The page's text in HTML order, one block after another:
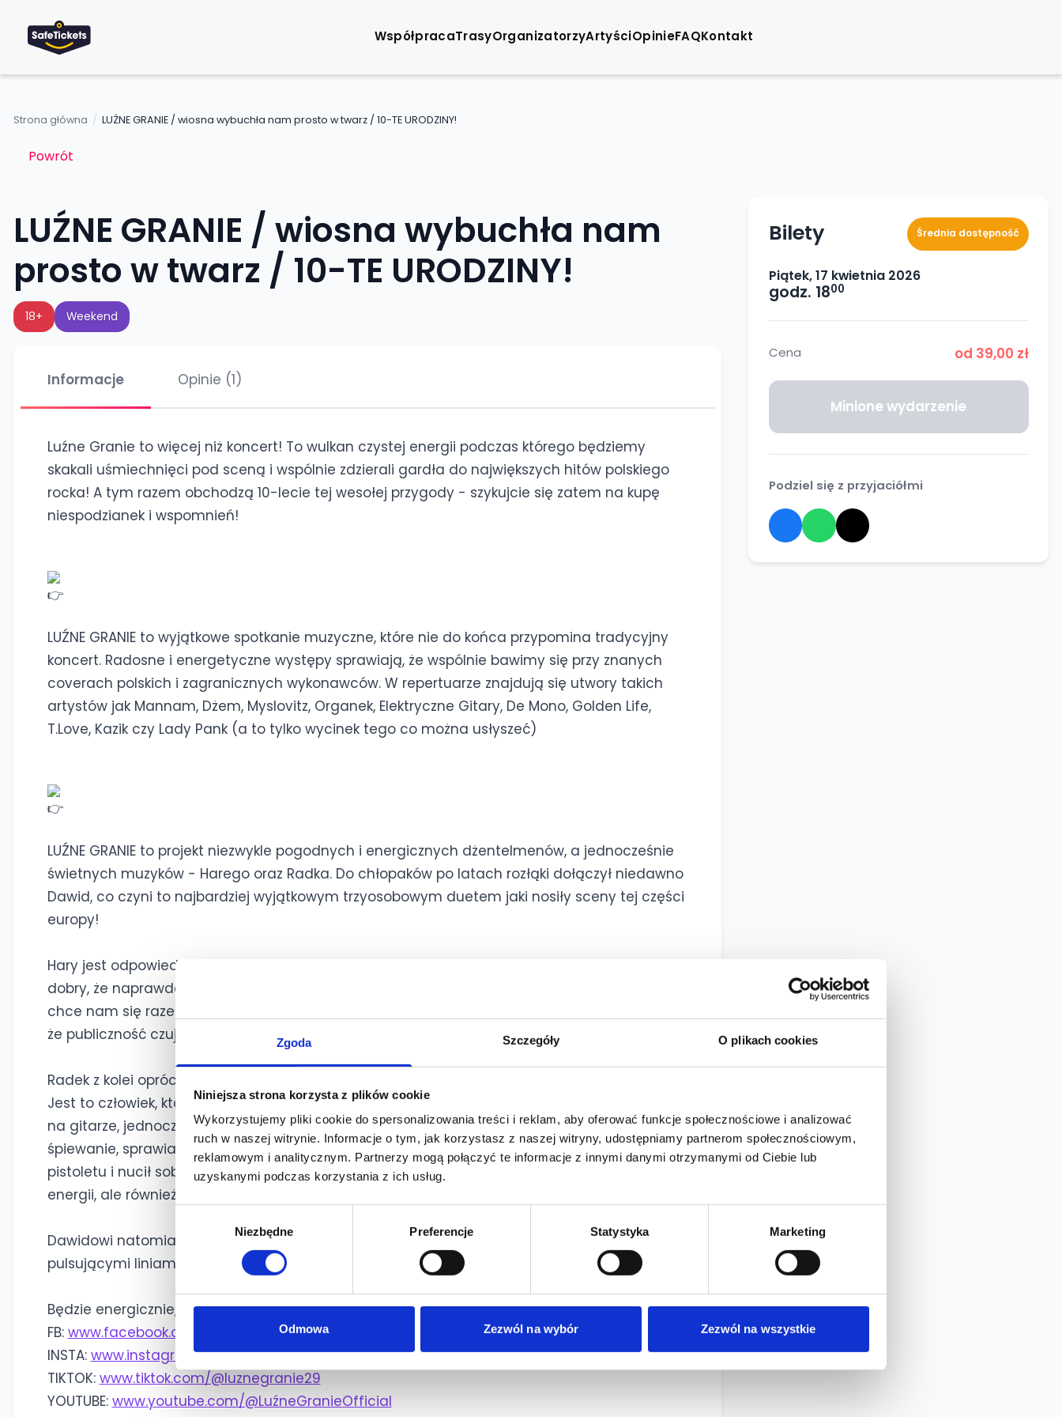
Zgoda Szczegóły O plikach cookies
Niniejsza strona korzysta z plików cookie
Wykorzystujemy pliki cookie do spersonalizowania treści i reklam, aby oferować funkcje społecznościowe i analizować
ruch w naszej witrynie. Informacje o tym, jak korzystasz z naszej witryny, udostępniamy partnerom społecznościowym,
reklamowym i analitycznym. Partnerzy mogą połączyć te informacje z innymi danymi otrzymanymi od Ciebie lub
uzyskanymi podczas korzystania z ich usług.
Niezbędne Preferencje Statystyka Marketing
Odmowa Zezwól na wybór Zezwól na wszystkie
WspółpracaTrasyOrganizatorzyArtyściOpinieFAQKontakt
Strona główna / LUŹNE GRANIE / wiosna wybuchła nam prosto w twarz / 10-TE URODZINY!
Powrót
LUŹNE GRANIE / wiosna wybuchła nam
prosto w twarz / 10-TE URODZINY!
18+ Weekend
Informacje Opinie (1)
Luźne Granie to więcej niż koncert! To wulkan czystej energii podczas którego będziemy
skakali uśmiechnięci pod sceną i wspólnie zdzierali gardła do największych hitów polskiego
rocka! A tym razem obchodzą 10-lecie tej wesołej przygody - szykujcie się zatem na kupę
niespodzianek i wspomnień!
LUŹNE GRANIE to wyjątkowe spotkanie muzyczne, które nie do końca przypomina tradycyjny
koncert. Radosne i energetyczne występy sprawiają, że wspólnie bawimy się przy znanych
coverach polskich i zagranicznych wykonawców. W repertuarze znajdują się utwory takich
artystów jak Mannam, Dżem, Myslovitz, Organek, Elektryczne Gitary, De Mono, Golden Life,
T.Love, Kazik czy Lady Pank (a to tylko wycinek tego co można usłyszeć)
LUŹNE GRANIE to projekt niezwykle pogodnych i energicznych dżentelmenów, a jednocześnie
świetnych muzyków - Harego oraz Radka. Do chłopaków po latach rozłąki dołączył niedawno
Dawid, co czyni to najbardziej wyjątkowym trzyosobowym duetem jaki nosiły sceny tej części
europy!
Hary jest odpowiedzialny za wokal oraz gitarę elektryczną i akustyczną. Jego głos jest na tyle
dobry, że naprawdę przyjemnie go słuchać, ale jednocześnie ma coś w sobie, co sprawia, że
chce nam się razem z nim śpiewać. To wspaniałe poczucie wspólnotowości i radości sprawia,
że publiczność czuje się częścią tego wyjątkowego wydarzenia.
Radek z kolei oprócz wokalu i gitary akustycznej, gra również na stompboxie oraz tamburynie.
Jest to człowiek, którego każda kończyna żyje swoim własnym życiem. Jego umiejętność gry
na gitarze, jednocześnie rytmiczne stukanie nogami po instrumentach perkusyjnych i
śpiewanie, sprawiają, że można odnieść wrażenie, jakby jednocześnie stepował, strzelał z
pistoletu i nucił sobie „Cichą noc”. Jego niezwykłe umiejętności artystyczne dodają nie tylko
energii, ale również humoru i świeżości całemu występowi.
Dawidowi natomiast przypada w udziale dopełnienie panoramy muzycznej miękkimi i
pulsującymi liniami basowymi, dzięki którym nie jedna para zatraciła się w tańcu!
Będzie energicznie, akustycznie i fantastycznie!
FB: www.facebook.com/luznegranie.official
INSTA: www.instagram.com/luzne.granie
TIKTOK: www.tiktok.com/@luznegranie29
YOUTUBE: www.youtube.com/@LuźneGranieOfficial
Bilety Średnia dostępność
Piątek, 17 kwietnia 2026
godz. 1800
Cena od 39,00 zł
Minione wydarzenie
Podziel się z przyjaciółmi